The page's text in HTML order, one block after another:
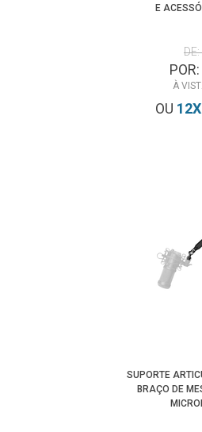
E
POR:
À
OU 12X
SUPORTE
BRAÇO DE